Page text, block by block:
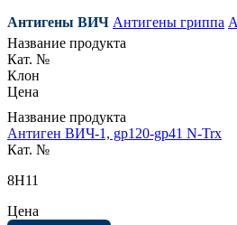
Антигены ВИЧ Антигены гриппа
Название продукта
Кат. №
Клон
Цена
Название продукта
Антиген ВИЧ-1, gp120-gp41 N-Trx
Кат. №
8H11
Цена